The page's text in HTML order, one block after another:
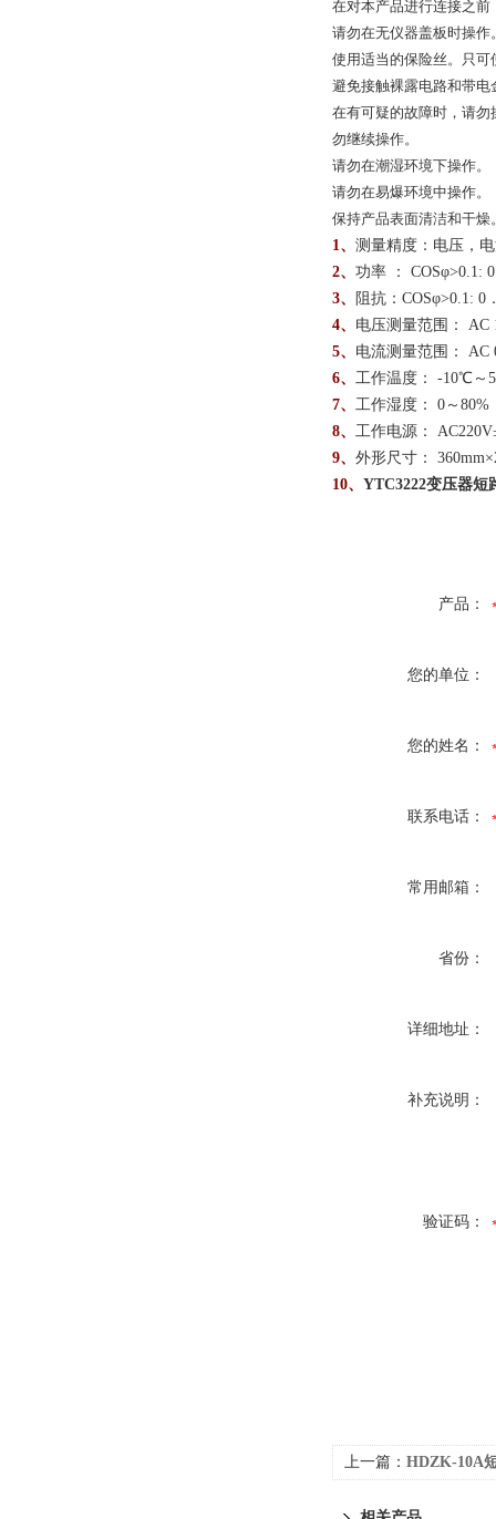
在对本产品进行连接之
请勿在无仪器盖板时操
使用适当的保险丝。只
避免接触裸露电路和带
在有可疑的故障时，请
勿继续操作。
请勿在潮湿环境下操作。
请勿在易爆环境中操作。
保持产品表面清洁和干燥
1、 测量精度：电压，
2、 功率 ： COSφ>0.1:
3、
阻抗：COSφ>0.1: 0
4、 电压测量范围： AC
5、 电流测量范围： AC
6、 工作温度： -10℃～
7、 工作湿度： 0～80%
8、 工作电源：
9、 外形尺寸：
10、 YTC3222变压器短
产品：
您的单位：
您的姓名：
联系电话：
常用邮箱：
省份：
详细地址：
补充说明：
验证码：
上一篇： HDZK-10A